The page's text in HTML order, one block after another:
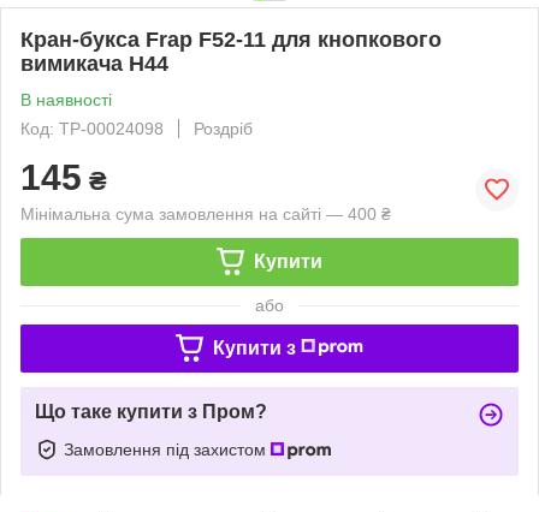
Кран-букса Frap F52-11 для кнопкового
вимикача H44
В наявності
Код: ТР-00024098
Роздріб
145 ₴
Мінімальна сума замовлення на сайті — 400 ₴
Купити
або
Купити з
Що таке купити з Пром?
Замовлення під захистом